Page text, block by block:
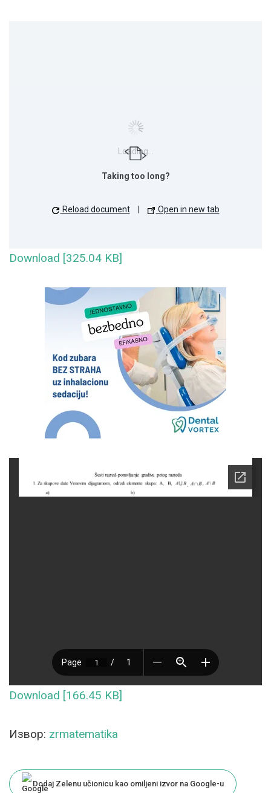
Loading...
Taking too long?
Reload document Open in new tab
Download [325.04 KB]
Download [166.45 KB]
Извор: zrmatematika
Dodaj Zelenu učionicu kao omiljeni izvor na Google-u